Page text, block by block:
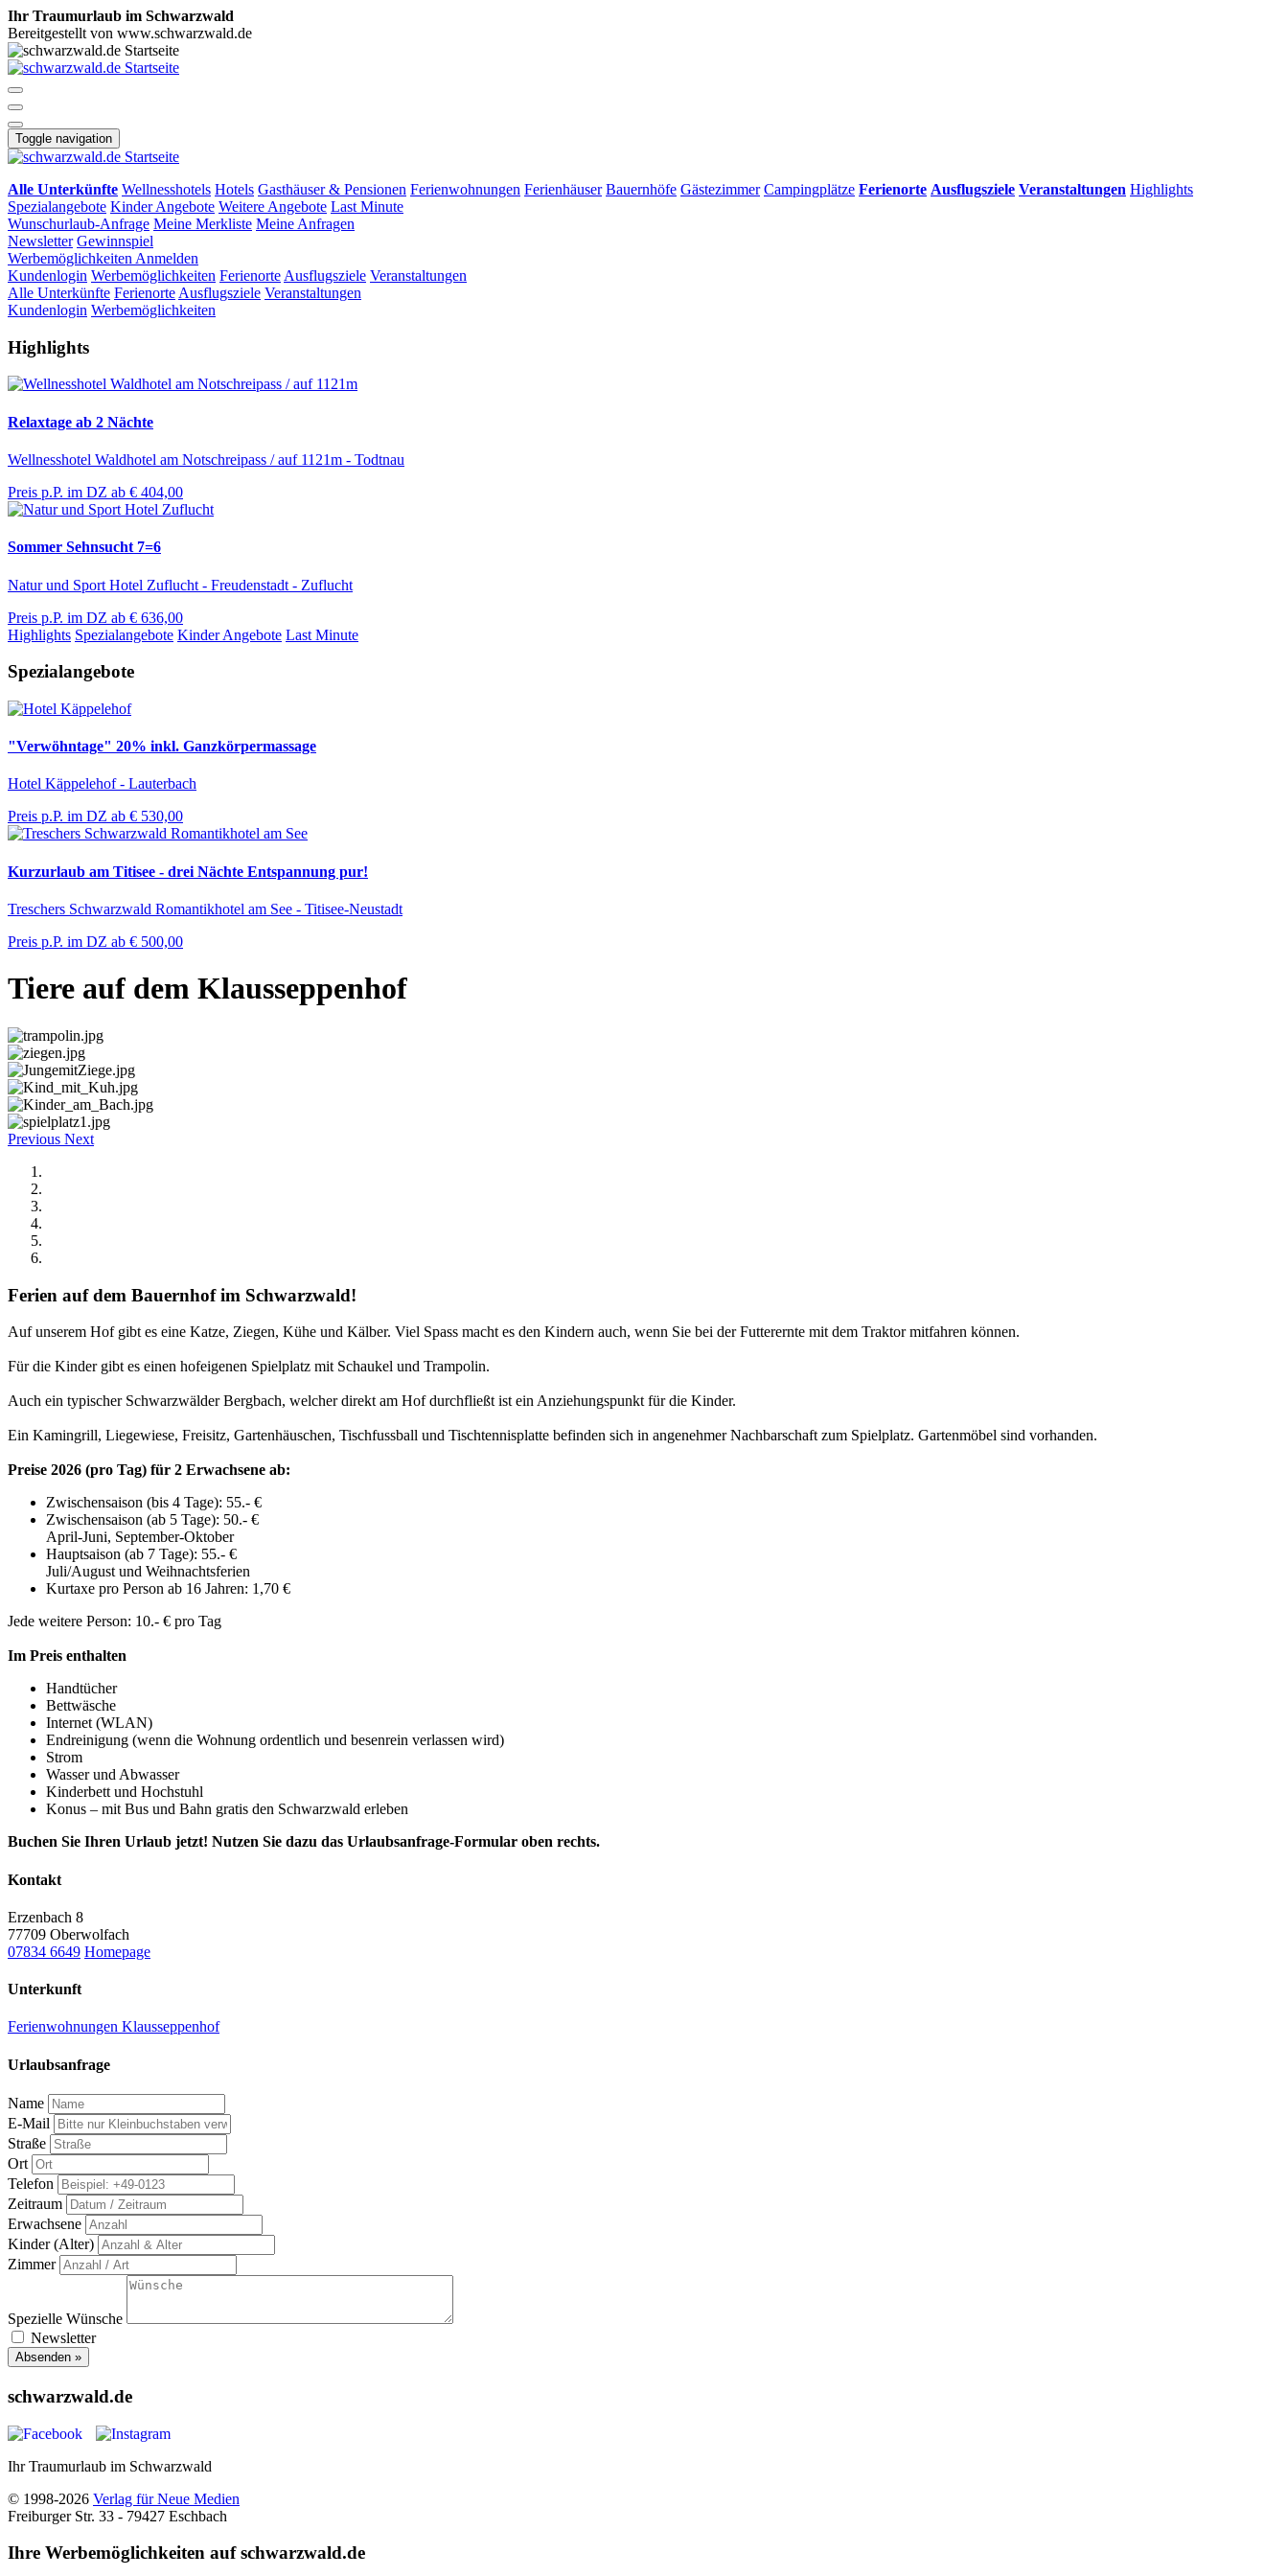
Ihr Traumurlaub im Schwarzwald
Bereitgestellt von www.schwarzwald.de
Toggle navigation
Alle Unterkünfte Wellnesshotels Hotels Gasthäuser & Pensionen Ferienwohnungen Ferienhäuser Bauernhöfe Gästezimmer Campingplätze Ferienorte Ausflugsziele Veranstaltungen Highlights
Spezialangebote Kinder Angebote Weitere Angebote Last Minute
Wunschurlaub-Anfrage Meine Merkliste Meine Anfragen
Newsletter Gewinnspiel
Werbemöglichkeiten Anmelden
Kundenlogin Werbemöglichkeiten Ferienorte Ausflugsziele Veranstaltungen
Alle Unterkünfte Ferienorte Ausflugsziele Veranstaltungen
Kundenlogin Werbemöglichkeiten
Highlights
Relaxtage ab 2 Nächte
Wellnesshotel Waldhotel am Notschreipass / auf 1121m - Todtnau
Preis p.P. im DZ ab € 404,00
Sommer Sehnsucht 7=6
Natur und Sport Hotel Zuflucht - Freudenstadt - Zuflucht
Preis p.P. im DZ ab € 636,00
Highlights Spezialangebote Kinder Angebote Last Minute
Spezialangebote
"Verwöhntage" 20% inkl. Ganzkörpermassage
Hotel Käppelehof - Lauterbach
Preis p.P. im DZ ab € 530,00
Kurzurlaub am Titisee - drei Nächte Entspannung pur!
Treschers Schwarzwald Romantikhotel am See - Titisee-Neustadt
Preis p.P. im DZ ab € 500,00
Tiere auf dem Klausseppenhof
Previous Next
Ferien auf dem Bauernhof im Schwarzwald!
Auf unserem Hof gibt es eine Katze, Ziegen, Kühe und Kälber. Viel Spass macht es den Kindern auch, wenn Sie bei der Futterernte mit dem Traktor mitfahren können.
Für die Kinder gibt es einen hofeigenen Spielplatz mit Schaukel und Trampolin.
Auch ein typischer Schwarzwälder Bergbach, welcher direkt am Hof durchfließt ist ein Anziehungspunkt für die Kinder.
Ein Kamingrill, Liegewiese, Freisitz, Gartenhäuschen, Tischfussball und Tischtennisplatte befinden sich in angenehmer Nachbarschaft zum Spielplatz. Gartenmöbel sind vorhanden.
Preise 2026 (pro Tag) für 2 Erwachsene ab:
Zwischensaison (bis 4 Tage): 55.- €
Zwischensaison (ab 5 Tage): 50.- €
April-Juni, September-Oktober
Hauptsaison (ab 7 Tage): 55.- €
Juli/August und Weihnachtsferien
Kurtaxe pro Person ab 16 Jahren: 1,70 €
Jede weitere Person: 10.- € pro Tag
Im Preis enthalten
Handtücher
Bettwäsche
Internet (WLAN)
Endreinigung (wenn die Wohnung ordentlich und besenrein verlassen wird)
Strom
Wasser und Abwasser
Kinderbett und Hochstuhl
Konus – mit Bus und Bahn gratis den Schwarzwald erleben
Buchen Sie Ihren Urlaub jetzt! Nutzen Sie dazu das Urlaubsanfrage-Formular oben rechts.
Kontakt
Erzenbach 8
77709 Oberwolfach
07834 6649 Homepage
Unterkunft
Ferienwohnungen Klausseppenhof
Urlaubsanfrage
Name
E-Mail
Straße
Ort
Telefon
Zeitraum
Erwachsene
Kinder (Alter)
Zimmer
Spezielle Wünsche
Newsletter
Absenden »
schwarzwald.de
Ihr Traumurlaub im Schwarzwald
© 1998-2026 Verlag für Neue Medien
Freiburger Str. 33 - 79427 Eschbach
Ihre Werbemöglichkeiten auf schwarzwald.de